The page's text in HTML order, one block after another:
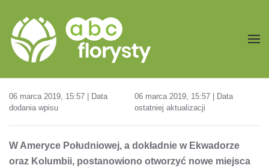
Przejdź do treści głównej
06 marca 2019, 15:57 | Data
dodania wpisu
06 marca 2019, 15:57 | Data
ostatniej aktualizacji
W Ameryce Południowej, a dokładnie w Ekwadorze
oraz Kolumbii, postanowiono otworzyć nowe miejsca